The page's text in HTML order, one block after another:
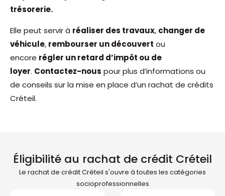
trésorerie.
Elle peut servir à réaliser des travaux, changer de
véhicule, rembourser un découvert ou
encore régler un retard d’impôt ou de
loyer. Contactez-nous pour plus d’informations ou
de conseils sur la mise en place d’un rachat de crédits
Créteil.
Éligibilité au rachat de crédit Créteil
Le rachat de crédit Créteil s'ouvre à toutes les catégories
socioprofessionnelles